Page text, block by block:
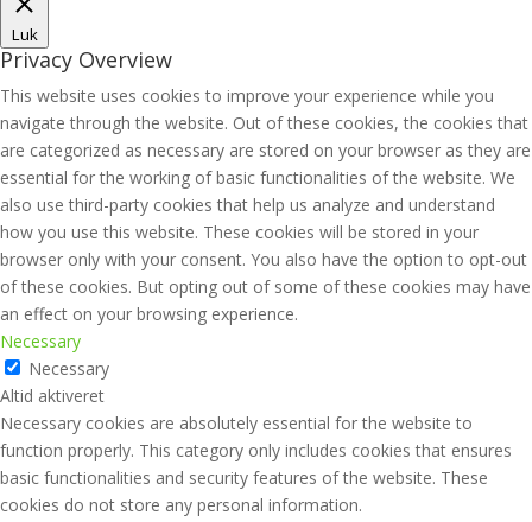
Luk
Privacy Overview
This website uses cookies to improve your experience while you
navigate through the website. Out of these cookies, the cookies that
are categorized as necessary are stored on your browser as they are
essential for the working of basic functionalities of the website. We
also use third-party cookies that help us analyze and understand
how you use this website. These cookies will be stored in your
browser only with your consent. You also have the option to opt-out
of these cookies. But opting out of some of these cookies may have
an effect on your browsing experience.
Necessary
Necessary
Altid aktiveret
Necessary cookies are absolutely essential for the website to
function properly. This category only includes cookies that ensures
basic functionalities and security features of the website. These
cookies do not store any personal information.